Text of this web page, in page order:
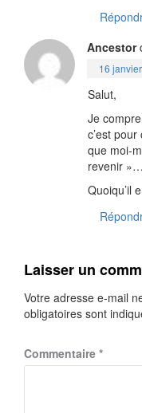
Ancestor
16
Salut,
Je
c’est
que moi-
revenir »…
Quoiqu’il
Laisser un
Votre adresse e-mail
obligatoires sont
Commentaire *